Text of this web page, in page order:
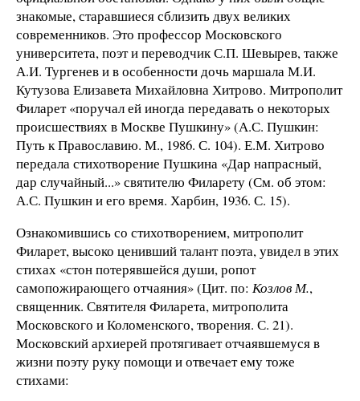
знакомые, старавшиеся сблизить двух великих
современников. Это профессор Московского
университета, поэт и переводчик С.П. Шевырев, также
А.И. Тургенев и в особенности дочь маршала М.И.
Кутузова Елизавета Михайловна Хитрово. Митрополит
Филарет «поручал ей иногда передавать о некоторых
происшествиях в Москве Пушкину» (А.С. Пушкин:
Путь к Православию. М., 1986. С. 104). Е.М. Хитрово
передала стихотворение Пушкина «Дар напрасный,
дар случайный...» святителю Филарету (См. об этом:
А.С. Пушкин и его время. Харбин, 1936. С. 15).
Ознакомившись со стихотворением, митрополит
Филарет, высоко ценивший талант поэта, увидел в этих
стихах «стон потерявшейся души, ропот
самопожирающего отчаяния» (Цит. по: Козлов М.,
священник. Святителя Филарета, митрополита
Московского и Коломенского, творения. С. 21).
Московский архиерей протягивает отчаявшемуся в
жизни поэту руку помощи и отвечает ему тоже
стихами: